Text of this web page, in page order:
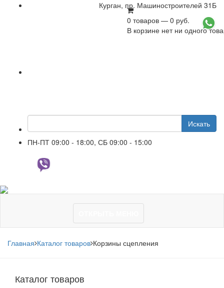
Курган, пр. Машиностроителей 31Б
+7 961 751-44-23
Искать
ПН-ПТ 09:00 - 18:00, СБ 09:00 - 15:00
0 товаров — 0 руб.
В корзине нет ни одного
Главная Каталог товаров Корзины сцепления
Каталог товаров